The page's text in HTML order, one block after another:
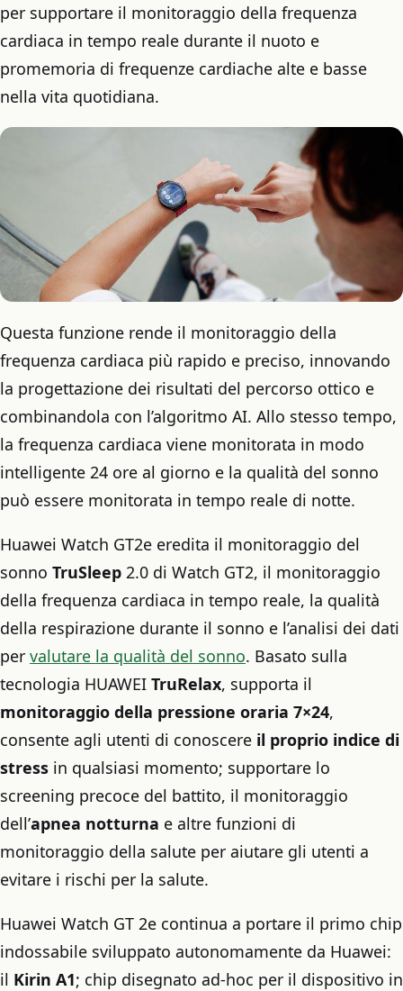
per supportare il monitoraggio della frequenza
cardiaca in tempo reale durante il nuoto e
promemoria di frequenze cardiache alte e basse
nella vita quotidiana.
Questa funzione rende il monitoraggio della
frequenza cardiaca più rapido e preciso, innovando
la progettazione dei risultati del percorso ottico e
combinandola con l’algoritmo AI. Allo stesso tempo,
la frequenza cardiaca viene monitorata in modo
intelligente 24 ore al giorno e la qualità del sonno
può essere monitorata in tempo reale di notte.
Huawei Watch GT2e eredita il monitoraggio del
sonno TruSleep 2.0 di Watch GT2, il monitoraggio
della frequenza cardiaca in tempo reale, la qualità
della respirazione durante il sonno e l’analisi dei dati
per valutare la qualità del sonno. Basato sulla
tecnologia HUAWEI TruRelax, supporta il
monitoraggio della pressione oraria 7×24,
consente agli utenti di conoscere il proprio indice di
stress in qualsiasi momento; supportare lo
screening precoce del battito, il monitoraggio
dell’apnea notturna e altre funzioni di
monitoraggio della salute per aiutare gli utenti a
evitare i rischi per la salute.
Huawei Watch GT 2e continua a portare il primo chip
indossabile sviluppato autonomamente da Huawei:
il Kirin A1; chip disegnato ad-hoc per il dispositivo in